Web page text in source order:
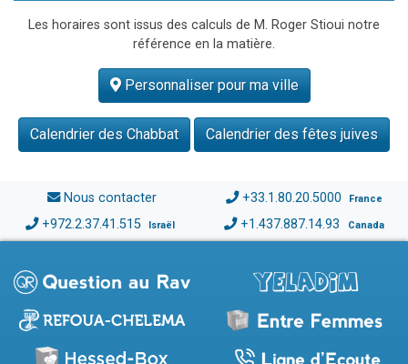
Les horaires sont issus des calculs de M. Roger Stioui notre
référence en la matière.
Personnaliser pour ma ville
Calendrier des Chabbat Calendrier des fêtes juives
Nous contacter +33.1.80.20.5000 France
+972.2.37.41.515 Israël +1.437.887.14.93 Canada